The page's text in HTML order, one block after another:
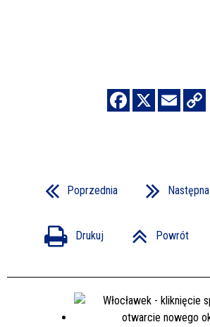
Poprzednia Następna
Drukuj Powrót